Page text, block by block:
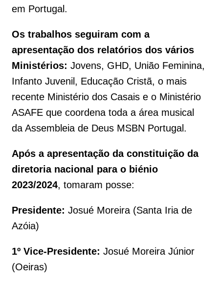
em Portugal.
Os trabalhos seguiram com a
apresentação dos relatórios dos vários
Ministérios: Jovens, GHD, União Feminina,
Infanto Juvenil, Educação Cristã, o mais
recente Ministério dos Casais e o Ministério
ASAFE que coordena toda a área musical
da Assembleia de Deus MSBN Portugal.
Após a apresentação da constituição da
diretoria nacional para o biénio
2023/2024, tomaram posse:
Presidente: Josué Moreira (Santa Iria de
Azóia)
1º Vice-Presidente: Josué Moreira Júnior
(Oeiras)